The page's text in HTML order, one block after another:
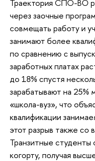
Траектория СПО-ВО
через заочные
совмещать работу и
занимают более
по сравнению с
заработных платах
до 18% спустя
зарабатывают на 25%
«школа-вуз», что
квалификации
этот разрыв также со
Транзитные
когорту, получая